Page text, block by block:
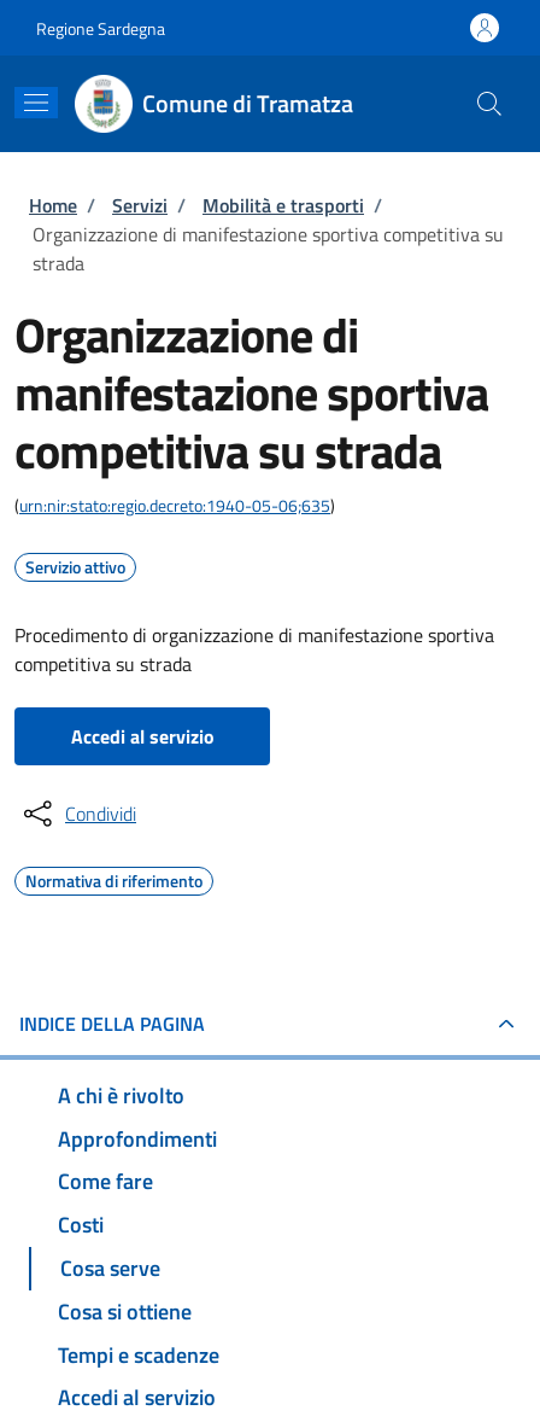
Regione Sardegna
Comune di Tramatza
Briciole di pane
Home / Servizi / Mobilità e trasporti /
Organizzazione di manifestazione sportiva competitiva su
strada
Organizzazione di
manifestazione sportiva
competitiva su strada
(urn:nir:stato:regio.decreto:1940-05-06;635)
Servizio attivo
Procedimento di organizzazione di manifestazione sportiva
competitiva su strada
Accedi al servizio
Condividi
Normativa di riferimento
INDICE DELLA PAGINA
A chi è rivolto
Approfondimenti
Come fare
Costi
Cosa serve
Cosa si ottiene
Tempi e scadenze
Accedi al servizio